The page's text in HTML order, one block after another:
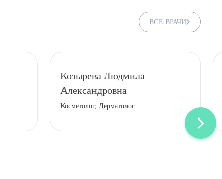
ВСЕ ВРАЧИ
Козырева Людмила
Александровна
Косметолог, Дерматолог